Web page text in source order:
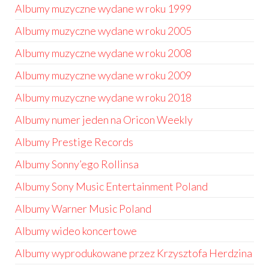
Albumy muzyczne wydane w roku 1999
Albumy muzyczne wydane w roku 2005
Albumy muzyczne wydane w roku 2008
Albumy muzyczne wydane w roku 2009
Albumy muzyczne wydane w roku 2018
Albumy numer jeden na Oricon Weekly
Albumy Prestige Records
Albumy Sonny’ego Rollinsa
Albumy Sony Music Entertainment Poland
Albumy Warner Music Poland
Albumy wideo koncertowe
Albumy wyprodukowane przez Krzysztofa Herdzina